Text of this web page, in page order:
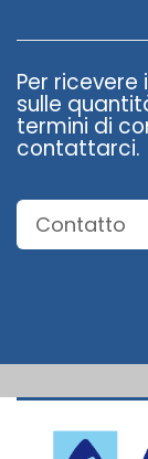
Per
sulle
termini di
contattarci.
Contatto